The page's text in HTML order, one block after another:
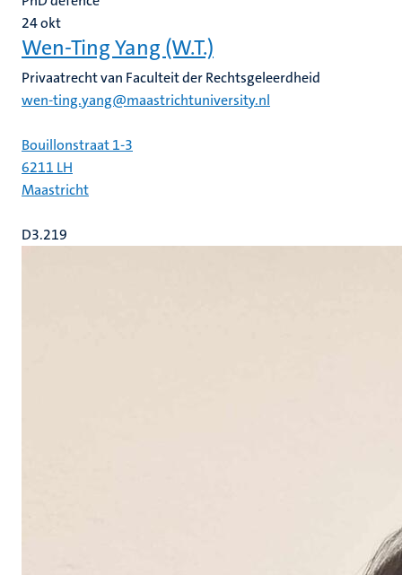
24okt
Wen-Ting Yang (W.T.)
Privaatrecht van Faculteit der Rechtsgeleerdheid
wen-ting.yang@maastrichtuniversity.nl
Bouillonstraat 1-3
6211 LH
Maastricht
D3.219